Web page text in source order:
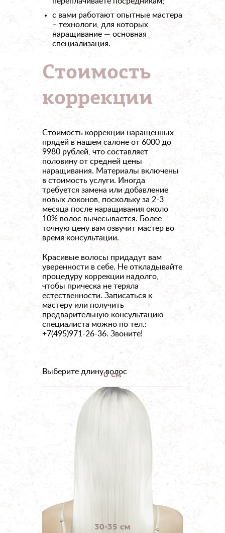
с вами работают опытные мастера
– технологи, для которых
наращивание — основная
специализация.
Стоимость
коррекции
Стоимость коррекции наращенных
прядей в нашем салоне от 6000 до
9980 рублей, что составляет
половину от средней цены
наращивания. Материалы включены
в стоимость услуги. Иногда
требуется замена или добавление
новых локонов, поскольку за 2-3
месяца после наращивания около
10% волос вычесывается. Более
точную цену вам озвучит мастер во
время консультации.
Красивые волосы придадут вам
уверенности в себе. Не откладывайте
процедуру коррекции надолго,
чтобы прическа не теряла
естественности. Записаться к
мастеру или получить
предварительную консультацию
специалиста можно по тел.:
+7(495)971-26-36. Звоните!
Выберите длину волос
0 см
30-35 см